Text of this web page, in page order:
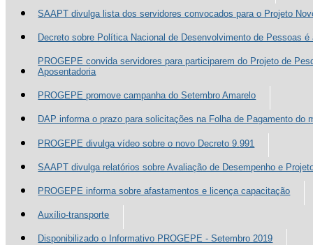
SAAPT divulga lista dos servidores convocados para o Projeto
Decreto sobre Política Nacional de Desenvolvimento de Pessoas é
PROGEPE convida servidores para participarem do Projeto de
Aposentadoria
PROGEPE promove campanha do Setembro Amarelo
DAP informa o prazo para solicitações na Folha de Pagamento do
PROGEPE divulga vídeo sobre o novo Decreto 9.991
SAAPT divulga relatórios sobre Avaliação de Desempenho e
PROGEPE informa sobre afastamentos e licença capacitação
Auxílio-transporte
Disponibilizado o Informativo PROGEPE - Setembro 2019